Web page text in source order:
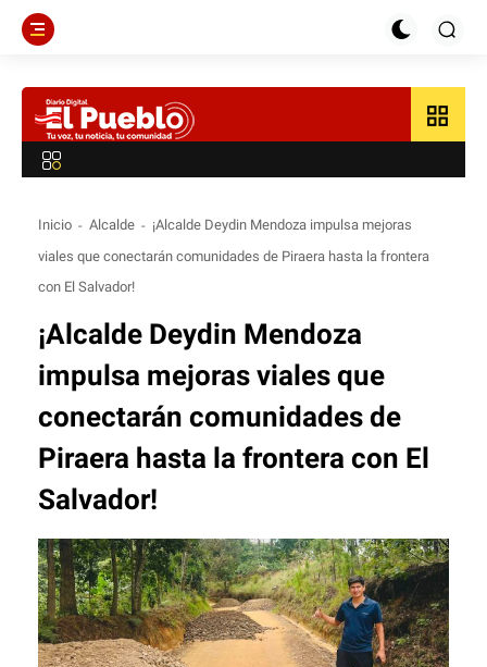
grid_view
Inicio Alcalde
¡Alcalde Deydin Mendoza impulsa mejoras
viales que conectarán comunidades de Piraera hasta la frontera
con El Salvador!
¡Alcalde Deydin Mendoza
impulsa mejoras viales que
conectarán comunidades de
Piraera hasta la frontera con El
Salvador!